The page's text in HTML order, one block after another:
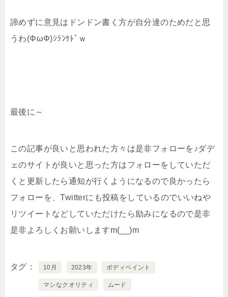
諦めずに意見はドンドン書く方が自分達のためだと思
うわ(ΦωΦ)ｼﾗﾝｹﾄﾞｗ
最後に～
この記事が良いと思われた方々は是非フォローを♪ダデ
ェのサイトが良いと思った方はフォローをしていただ
くと更新したら通知が行くようになるので良かったら
フォローを、Twitterにも投稿をしているのでいいねや
リツイートなどしていただけたら励みになるので是非
是非よろしくお願いしますm(__)m
タグ 10月 2023年 ボディペイント
マシなクオリティ ムード